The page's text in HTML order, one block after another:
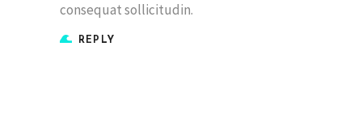
consequat sollicitudin.
REPLY